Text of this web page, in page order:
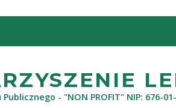
- "NON PROFIT" NIP: 676-01-